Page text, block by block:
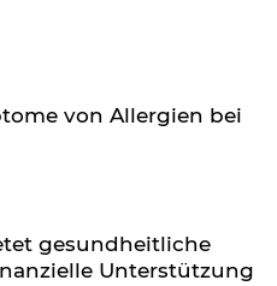
von Allergien bei
gesundheitliche
Unterstützung